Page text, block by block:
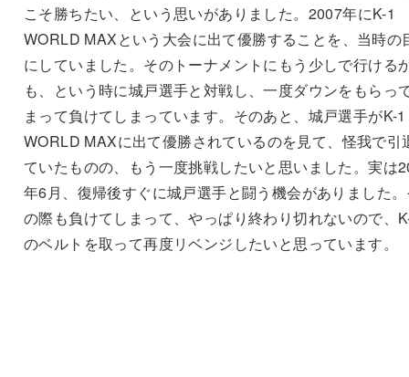
こそ勝ちたい、という思いがありました。2007年にK-1
WORLD MAXという大会に出て優勝することを、当時の
にしていました。そのトーナメントにもう少しで行ける
も、という時に城戸選手と対戦し、一度ダウンをもらっ
まって負けてしまっています。そのあと、城戸選手がK-1
WORLD MAXに出て優勝されているのを見て、怪我で引
ていたものの、もう一度挑戦したいと思いました。実は
年6月、復帰後すぐに城戸選手と闘う機会がありました
の際も負けてしまって、やっぱり終わり切れないので、
のベルトを取って再度リベンジしたいと思っています。